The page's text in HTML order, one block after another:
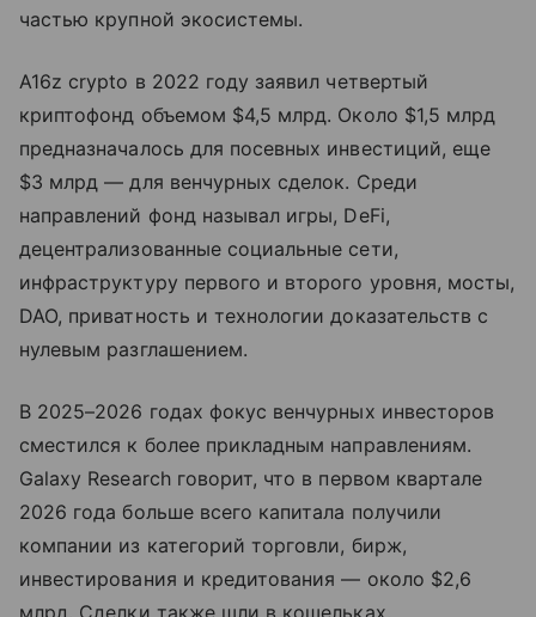
частью крупной экосистемы.
A16z crypto в 2022 году заявил четвертый
криптофонд объемом $4,5 млрд. Около $1,5 млрд
предназначалось для посевных инвестиций, еще
$3 млрд — для венчурных сделок. Среди
направлений фонд называл игры, DeFi,
децентрализованные социальные сети,
инфраструктуру первого и второго уровня, мосты,
DAO, приватность и технологии доказательств с
нулевым разглашением.
В 2025–2026 годах фокус венчурных инвесторов
сместился к более прикладным направлениям.
Galaxy Research говорит, что в первом квартале
2026 года больше всего капитала получили
компании из категорий торговли, бирж,
инвестирования и кредитования — около $2,6